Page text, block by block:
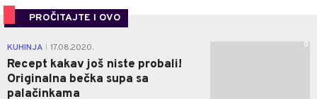
PROČITAJTE I OVO
KUHINJA 17.08.2020.
Recept kakav još niste probali!
Originalna bečka supa sa
palačinkama
0